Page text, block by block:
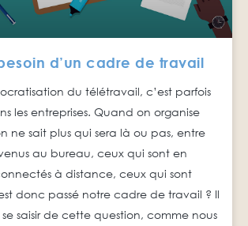
d’un cadre de travail
du télétravail, c’est parfois
les entreprises. Quand on organise
ne sait plus qui sera là ou pas, entre
au bureau, ceux qui sont en
à distance, ceux qui sont
donc passé notre cadre de travail ? Il
saisir de cette question, comme nous